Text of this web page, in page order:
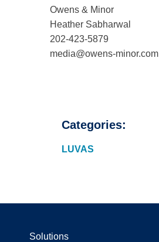
Owens & Minor
Heather Sabharwal
202-423-5879
media@owens-minor.com
Categories:
LUVAS
Solutions